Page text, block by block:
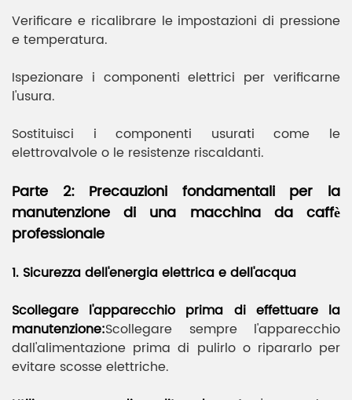
Verificare e ricalibrare le impostazioni di pressione
e temperatura.
Ispezionare i componenti elettrici per verificarne
l'usura.
Sostituisci i componenti usurati come le
elettrovalvole o le resistenze riscaldanti.
Parte 2: Precauzioni fondamentali per la
manutenzione di una macchina da caffè
professionale
1. Sicurezza dell'energia elettrica e dell'acqua
Scollegare l'apparecchio prima di effettuare la
manutenzione:Scollegare sempre l'apparecchio
dall'alimentazione prima di pulirlo o ripararlo per
evitare scosse elettriche.